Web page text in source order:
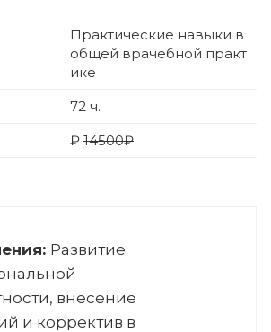
Практические навыки в
общей врачебной практ
ике
72 ч.
₽ 14500₽
Развитие
внесение
и корректив в